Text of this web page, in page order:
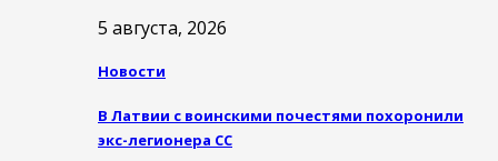
5 августа, 2026
Новости
В Латвии с воинскими почестями похоронили
экс-легионера СС